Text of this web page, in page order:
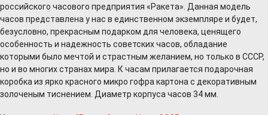
российского часового предприятия «Ракета». Данная модель
часов представлена у нас в единственном экземпляре и будет,
безусловно, прекрасным подарком для человека, ценящего
особенность и надежность советских часов, обладание
которыми было мечтой и страстным желанием, но только в СССР,
но и во многих странах мира. К часам прилагается подарочная
коробка из ярко красного микро гофра картона с декоративным
золоченым тиснением. Диаметр корпуса часов 34 мм.